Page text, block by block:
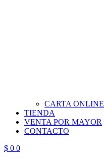
CARTA ONLINE
TIENDA
VENTA POR MAYOR
CONTACTO
$ 0 0